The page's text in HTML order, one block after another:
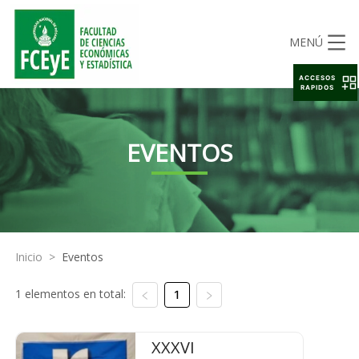
MENÚ
EVENTOS
Inicio > Eventos
1 elementos en total: 1
XXXVI
ACCESOS
RAPIDOS